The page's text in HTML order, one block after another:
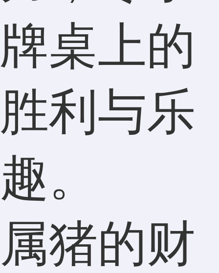
牌桌上的
胜利与乐
趣。
属猪的财